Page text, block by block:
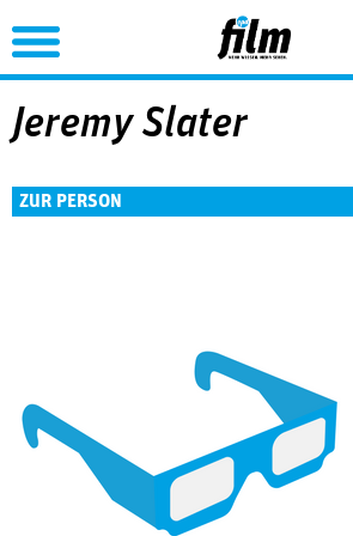
Jump to Navigation
Jeremy Slater
ZUR PERSON